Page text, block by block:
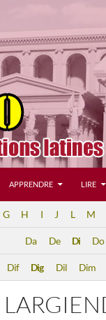
APPRENDRE LIRE
G H I J L M
Da De Di Do
Dif Dig Dil Dim